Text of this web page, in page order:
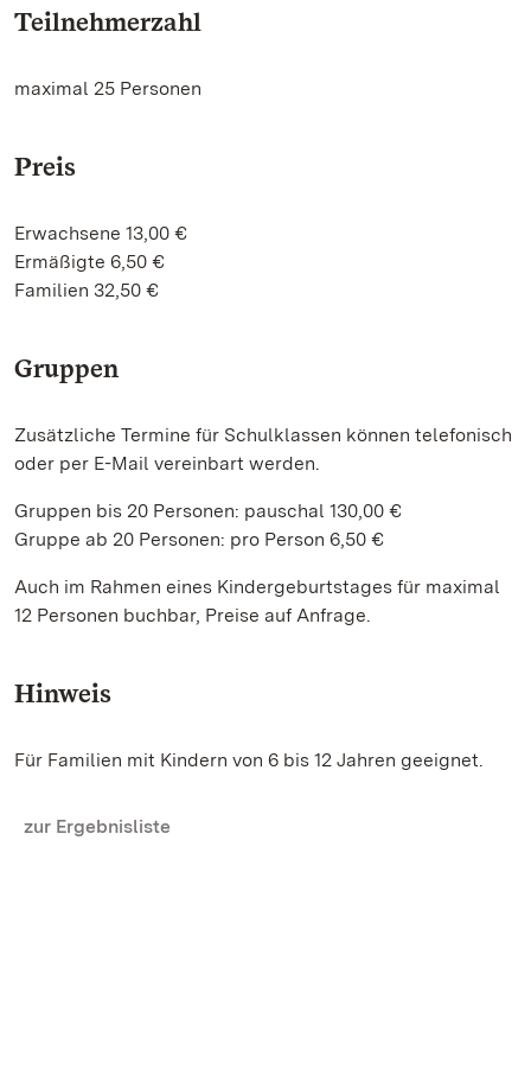
Teilnehmerzahl
maximal 25 Personen
Preis
Erwachsene 13,00 €
Ermäßigte 6,50 €
Familien 32,50 €
Gruppen
Zusätzliche Termine für Schulklassen können telefonisch
oder per E-Mail vereinbart werden.
Gruppen bis 20 Personen: pauschal 130,00 €
Gruppe ab 20 Personen: pro Person 6,50 €
Auch im Rahmen eines Kindergeburtstages für maximal
12 Personen buchbar, Preise auf Anfrage.
Hinweis
Für Familien mit Kindern von 6 bis 12 Jahren geeignet.
zur Ergebnisliste